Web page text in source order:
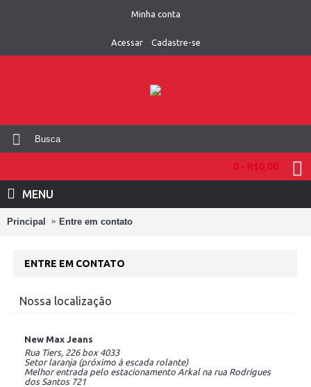
Minha conta
Acessar Cadastre-se
0 - R$0,00
MENU
Principal Entre em contato
ENTRE EM CONTATO
Nossa localização
New Max Jeans
Rua Tiers, 226 box 4033
Setor laranja (próximo à escada rolante)
Melhor entrada pelo estacionamento Arkal na rua Rodrigues
dos Santos 721